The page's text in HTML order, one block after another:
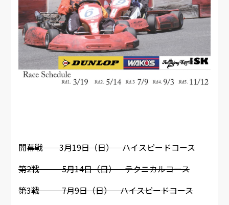
開幕戦 3月19日（日） ハイスピードコース
第2戦 5月14日（日） テクニカルコース
第3戦 7月9日（日） ハイスピードコース